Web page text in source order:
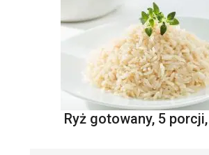
Ryż gotowany, 5